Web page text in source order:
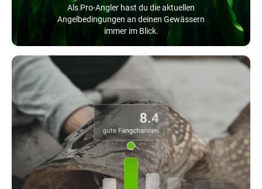
Als Pro-Angler hast du die aktuellen
Angelbedingungen an deinen Gewässern
immer im Blick.